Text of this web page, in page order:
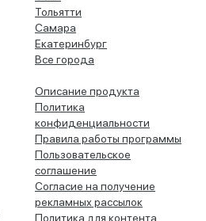
Тольятти
Самара
Екатеринбург
Все города
Описание продукта
Политика
конфиденциальности
Правила работы программы
Пользовательское
соглашение
Согласие на получение
рекламных рассылок
Политика для контента,